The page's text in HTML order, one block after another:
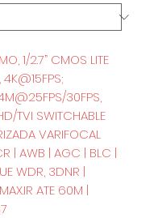
1/2.7” CMOS LITE
30FPS,
TVI SWITCHABLE
VARIFOCAL
| AWB | AGC | BLC |
WDR, 3DNR |
ATE 60M |